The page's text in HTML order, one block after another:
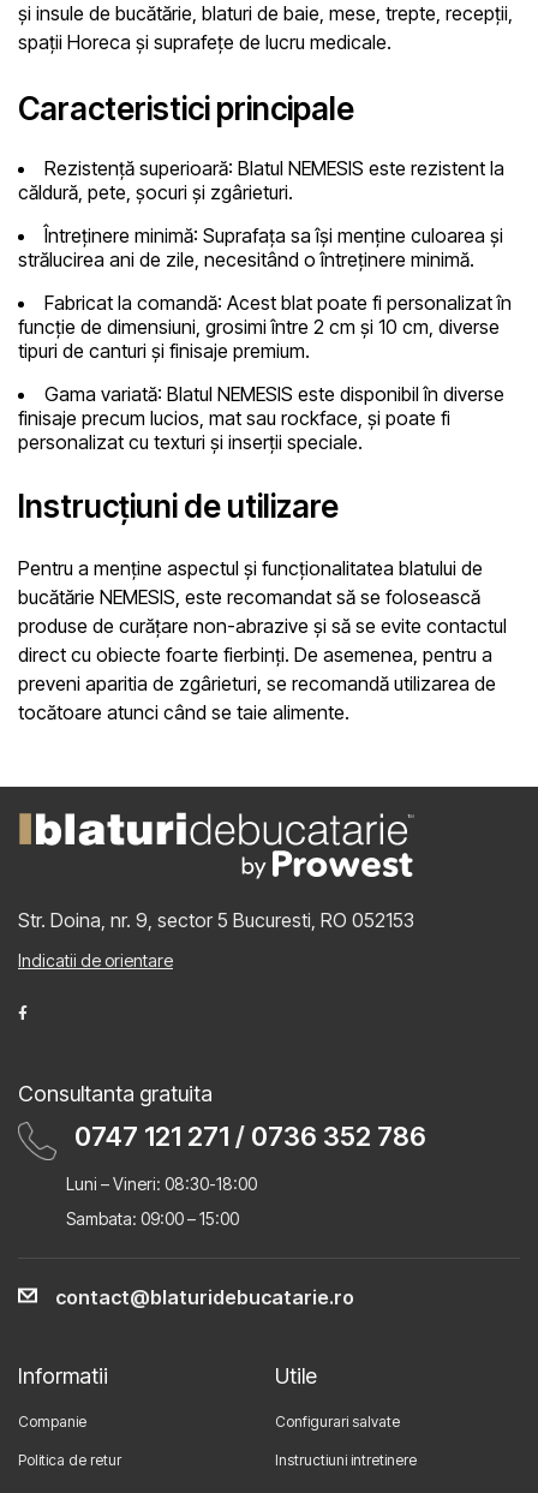
și insule de bucătărie, blaturi de baie, mese, trepte, recepții,
spații Horeca și suprafețe de lucru medicale.
Caracteristici principale
Rezistență superioară: Blatul NEMESIS este rezistent la
căldură, pete, șocuri și zgârieturi.
Întreținere minimă: Suprafața sa își menține culoarea și
strălucirea ani de zile, necesitând o întreținere minimă.
Fabricat la comandă: Acest blat poate fi personalizat în
funcție de dimensiuni, grosimi între 2 cm și 10 cm, diverse
tipuri de canturi și finisaje premium.
Gama variată: Blatul NEMESIS este disponibil în diverse
finisaje precum lucios, mat sau rockface, și poate fi
personalizat cu texturi și inserții speciale.
Instrucțiuni de utilizare
Pentru a menține aspectul și funcționalitatea blatului de
bucătărie NEMESIS, este recomandat să se folosească
produse de curățare non-abrazive și să se evite contactul
direct cu obiecte foarte fierbinți. De asemenea, pentru a
preveni aparitia de zgârieturi, se recomandă utilizarea de
tocătoare atunci când se taie alimente.
Str. Doina, nr. 9, sector 5 Bucuresti, RO 052153
Indicatii de orientare
Consultanta gratuita
0747 121 271 / 0736 352 786
Luni – Vineri: 08:30-18:00
Sambata: 09:00 – 15:00
contact@blaturidebucatarie.ro
Informatii
Companie
Politica de retur
Utile
Configurari salvate
Instructiuni intretinere